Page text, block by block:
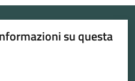
su questa